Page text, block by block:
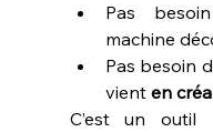
Pas
machine
Pas besoin
vient en
C’est un outil